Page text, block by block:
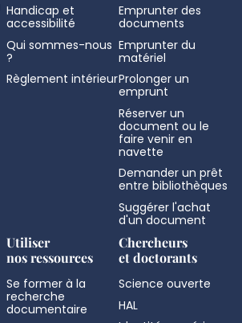
Handicap et
accessibilité
Qui sommes-nous
?
Règlement intérieur
Emprunter des
documents
Emprunter du
matériel
Prolonger un
emprunt
Réserver un
document ou le
faire venir en
navette
Demander un prêt
entre bibliothèques
Suggérer l'achat
d'un document
Utiliser
nos ressources
Se former à la
recherche
documentaire
Chercheurs
et doctorants
Science ouverte
HAL